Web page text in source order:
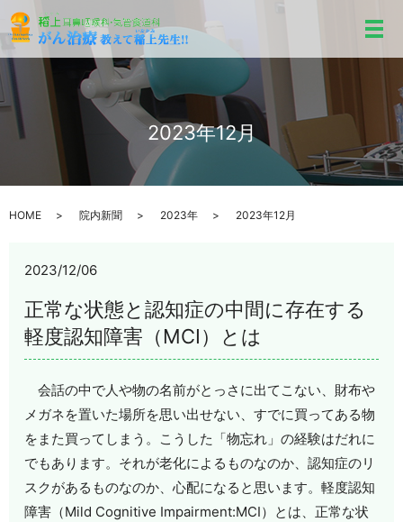
メ
2023年12月
HOME 院内新聞 2023年 2023年12月
2023/12/06
正常な状態と認知症の中間に存在する
軽度認知障害（MCI）とは
会話の中で人や物の名前がとっさに出てこない、財布や
メガネを置いた場所を思い出せない、すでに買ってある物
をまた買ってしまう。こうした「物忘れ」の経験はだれに
でもあります。それが老化によるものなのか、認知症のリ
スクがあるものなのか、心配になると思います。軽度認知
障害（Mild Cognitive Impairment:MCI）とは、正常な状